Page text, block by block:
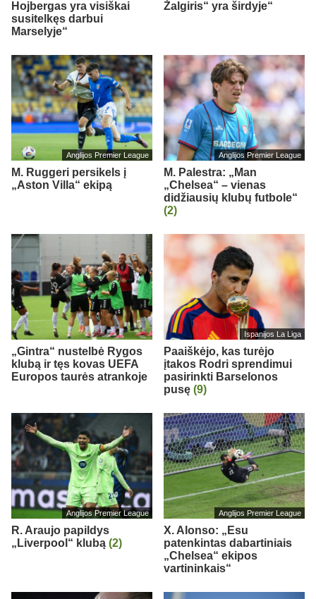
Hojbergas yra visiškai
susitelkęs darbui
Marselyje“
Žalgiris“ yra širdyje“
Anglijos Premier League
M. Ruggeri persikels į
„Aston Villa“ ekipą
Anglijos Premier League
M. Palestra: „Man
„Chelsea“ – vienas
didžiausių klubų futbole“
(2)
„Gintra“ nustelbė Rygos
klubą ir tęs kovas UEFA
Europos taurės atrankoje
Ispanijos La Liga
Paaiškėjo, kas turėjo
įtakos Rodri sprendimui
pasirinkti Barselonos
pusę (9)
Anglijos Premier League
R. Araujo papildys
„Liverpool“ klubą (2)
Anglijos Premier League
X. Alonso: „Esu
patenkintas dabartiniais
„Chelsea“ ekipos
vartininkais“